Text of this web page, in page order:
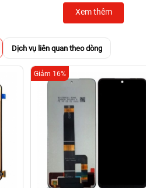
Xem thêm
Dịch vụ liên quan theo dòng
Giảm 16%